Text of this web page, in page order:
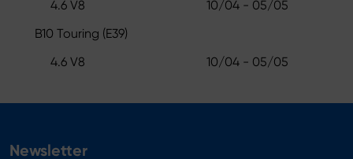
4.6 V8
10/04 - 05/05
B10 Touring (E39)
4.6 V8
10/04 - 05/05
Newsletter